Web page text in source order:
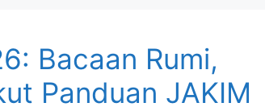
Bacaan Rumi,
Panduan JAKIM